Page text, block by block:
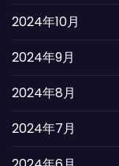
2024年10月
2024年9月
2024年8月
2024年7月